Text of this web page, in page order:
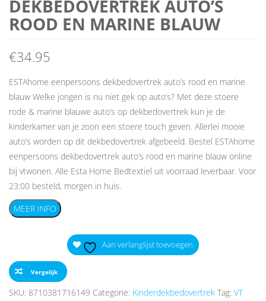
DEKBEDOVERTREK AUTO’S
ROOD EN MARINE BLAUW
€34.95
ESTAhome eenpersoons dekbedovertrek auto’s rood en marine
blauw Welke jongen is nu niet gek op auto’s? Met deze stoere
rode & marine blauwe auto’s op dekbedovertrek kun je de
kinderkamer van je zoon een stoere touch geven. Allerlei mooie
auto’s worden op dit dekbedovertrek afgebeeld. Bestel ESTAhome
eenpersoons dekbedovertrek auto’s rood en marine blauw online
bij vtwonen. Alle Esta Home Bedtextiel uit voorraad leverbaar. Voor
23:00 besteld, morgen in huis.
MEER INFO
Aan verlanglijst toevoegen
Vergelijk
SKU: 8710381716149 Categorie: Kinderdekbedovertrek Tag: VT